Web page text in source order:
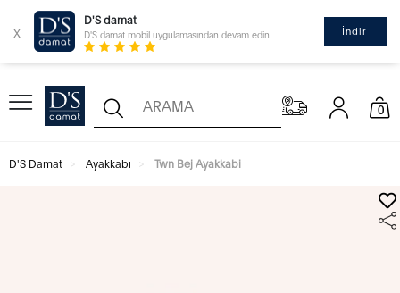
x
D'S damat
D'S damat mobil uygulamasından devam edin İndir
0
D'S Damat Ayakkabı Twn Bej Ayakkabi